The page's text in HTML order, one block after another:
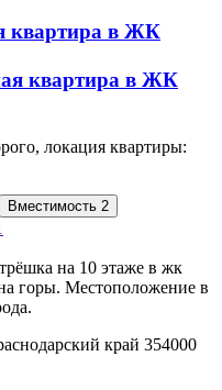
квартира в ЖК
локация квартиры:
Вместимость 2
на 10 этаже в жк
горы. Местоположение в
край 354000